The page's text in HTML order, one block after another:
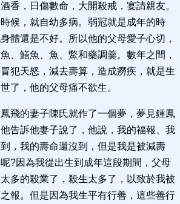
香，日傷數命，大開殺戒，宴請親友。
候，就自幼多病。弱冠就是成年的時
體還是不好。所以他的父母愛子心切，
、鱔魚、魚、鱉和藥調羹。數年之間，
犯天怒，減去壽算，造成癆疾，就是生
了，他的父母痛不欲生。
飛的妻子陳氏就作了一個夢，夢見鍾鳳
告訴他妻子說了，他說，我的福報、我
，我的壽命還沒到，但是我是被減壽
?因為我從出生到成年這段期間，父母
多的殺業了，殺生太多了，以致於我被
報。但是因為我生平有行善，這些善行